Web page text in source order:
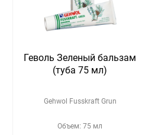
Геволь Зеленый бальзам
(туба 75 мл)
Gehwol Fusskraft Grun
Объем: 75 мл